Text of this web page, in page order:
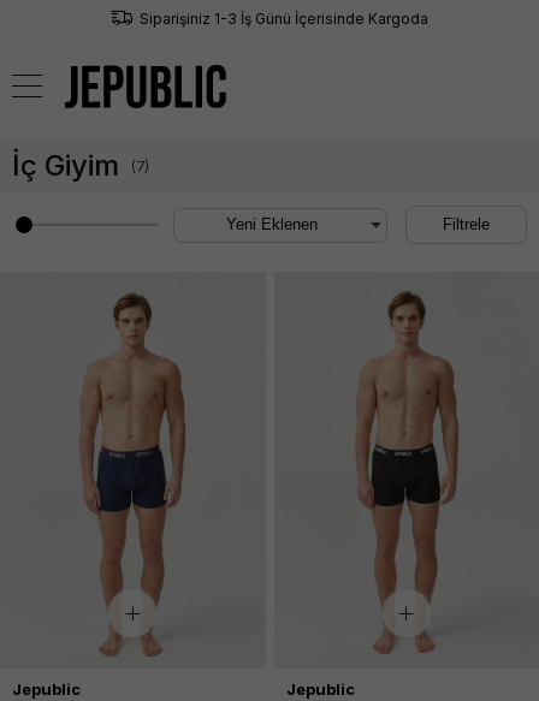
Siparişiniz 1-3 İş Günü İçerisinde Kargoda
İç Giyim (7)
Filtrele
Jepublic Jepublic